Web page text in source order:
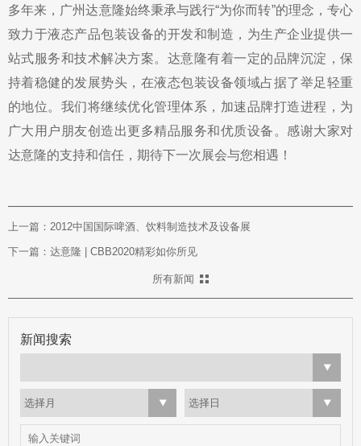
多年来，广州达意隆始终秉承与践行“为你而转”的理念，专心
致力于液态产品包装设备的开发和制造，为生产企业提供一
站式服务和技术解决方案。达意隆有着一定的品牌沉淀，保
持着稳健的发展势头，在液态包装设备领域占据了举足轻重
的地位。我们将继续优化管理体系，加速品牌打造进程，为
广大用户朋友创造出更多精品服务和优质设备。感谢大家对
达意隆的支持和信任，期待下一次展会与您相遇！
上一篇：2012中国国际啤酒、饮料制造技术及设备展
下一篇：达意隆 | CBB2020精彩如你所见
所有新闻
新闻搜索
选择月 选择日